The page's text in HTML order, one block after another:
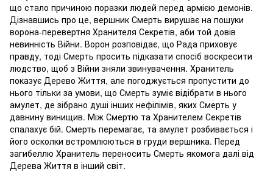
що стало причиною поразки людей перед армією демонів.
Дізнавшись про це, вершник Смерть вирушає на пошуки
ворона-перевертня Хранителя Секретів, аби той довів
невинність Війни. Ворон розповідає, що Рада приховує
правду, тоді Смерть просить підказати спосіб воскресити
людство, щоб з Війни зняли звинувачення. Хранитель
показує Дерево Життя, але погоджується пропустити до
нього тільки за умови, що Смерть зуміє відібрати в нього
амулет, де зібрано душі інших нефілімів, яких Смерть у
давнину винищив. Між Смертю та Хранителем Секретів
спалахує бій. Смерть перемагає, та амулет розбивається і
його осколки встромлюються в груди вершника. Перед
загибеллю Хранитель переносить Смерть якомога далі від
Дерева Життя в інший світ.